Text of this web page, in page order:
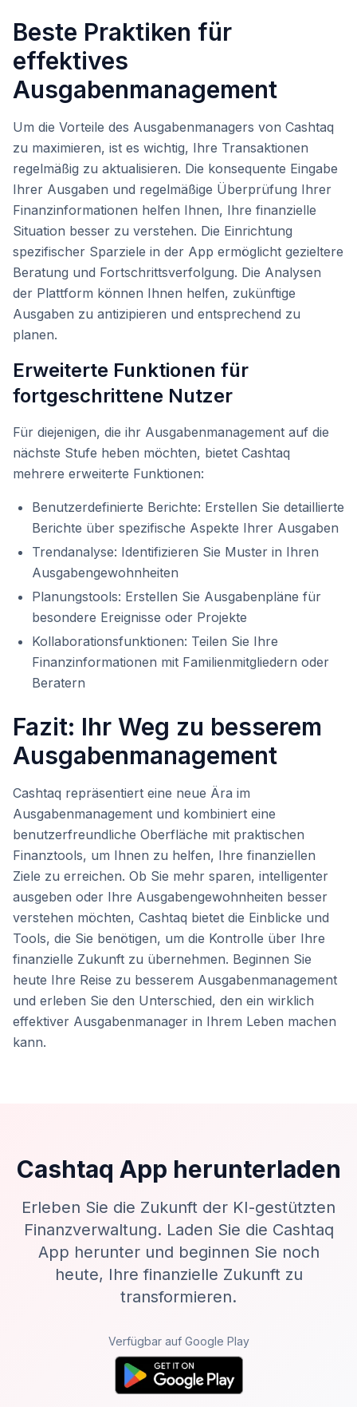
Beste Praktiken für
effektives
Ausgabenmanagement
Um die Vorteile des Ausgabenmanagers von Cashtaq
zu maximieren, ist es wichtig, Ihre Transaktionen
regelmäßig zu aktualisieren. Die konsequente Eingabe
Ihrer Ausgaben und regelmäßige Überprüfung Ihrer
Finanzinformationen helfen Ihnen, Ihre finanzielle
Situation besser zu verstehen. Die Einrichtung
spezifischer Sparziele in der App ermöglicht gezieltere
Beratung und Fortschrittsverfolgung. Die Analysen
der Plattform können Ihnen helfen, zukünftige
Ausgaben zu antizipieren und entsprechend zu
planen.
Erweiterte Funktionen für
fortgeschrittene Nutzer
Für diejenigen, die ihr Ausgabenmanagement auf die
nächste Stufe heben möchten, bietet Cashtaq
mehrere erweiterte Funktionen:
Benutzerdefinierte Berichte: Erstellen Sie detaillierte
Berichte über spezifische Aspekte Ihrer Ausgaben
Trendanalyse: Identifizieren Sie Muster in Ihren
Ausgabengewohnheiten
Planungstools: Erstellen Sie Ausgabenpläne für
besondere Ereignisse oder Projekte
Kollaborationsfunktionen: Teilen Sie Ihre
Finanzinformationen mit Familienmitgliedern oder
Beratern
Fazit: Ihr Weg zu besserem
Ausgabenmanagement
Cashtaq repräsentiert eine neue Ära im
Ausgabenmanagement und kombiniert eine
benutzerfreundliche Oberfläche mit praktischen
Finanztools, um Ihnen zu helfen, Ihre finanziellen
Ziele zu erreichen. Ob Sie mehr sparen, intelligenter
ausgeben oder Ihre Ausgabengewohnheiten besser
verstehen möchten, Cashtaq bietet die Einblicke und
Tools, die Sie benötigen, um die Kontrolle über Ihre
finanzielle Zukunft zu übernehmen. Beginnen Sie
heute Ihre Reise zu besserem Ausgabenmanagement
und erleben Sie den Unterschied, den ein wirklich
effektiver Ausgabenmanager in Ihrem Leben machen
kann.
Cashtaq App herunterladen
Erleben Sie die Zukunft der KI-gestützten
Finanzverwaltung. Laden Sie die Cashtaq
App herunter und beginnen Sie noch
heute, Ihre finanzielle Zukunft zu
transformieren.
Verfügbar auf Google Play